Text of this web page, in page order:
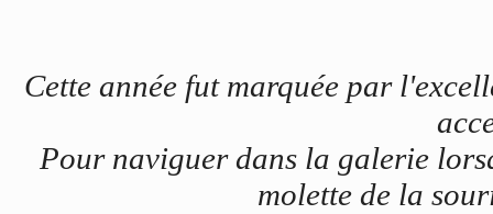
Cette année fut marquée par
Pour naviguer dans la galerie
molette de la